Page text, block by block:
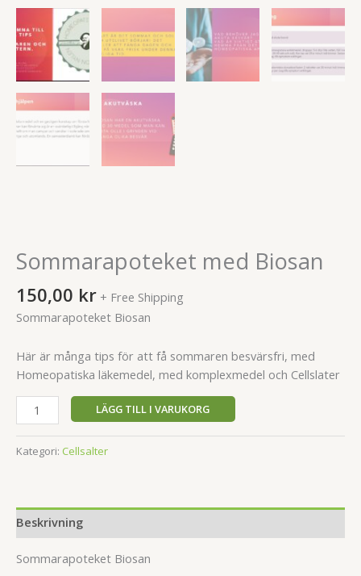
Sommarapoteket med Biosan
150,00 kr + Free Shipping
Sommarapoteket Biosan
Här är många tips för att få sommaren besvärsfri, med
Homeopatiska läkemedel, med komplexmedel och Cellslater
LÄGG TILL I VARUKORG
Kategori: Cellsalter
Beskrivning
Sommarapoteket Biosan